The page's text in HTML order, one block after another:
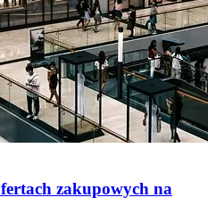
zakupowych na